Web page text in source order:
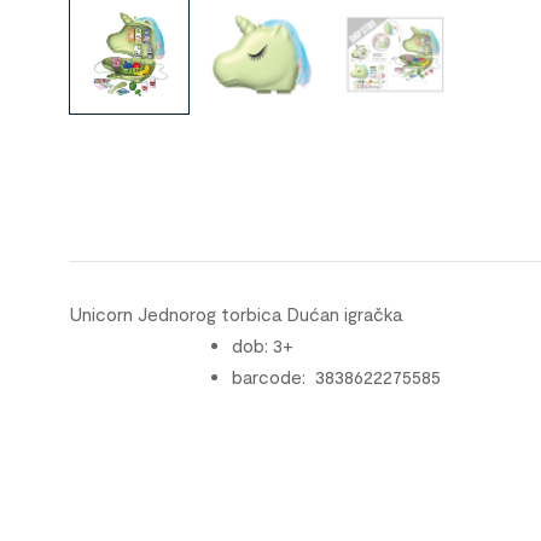
Unicorn Jednorog torbica Dućan igračka
dob: 3+
barcode: 3838622275585